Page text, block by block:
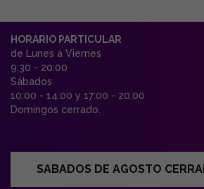
HORARIO PARTICULAR
de Lunes a Viernes
9:30 - 20:00
Sábados
10:00 - 14:00 y 17:00 - 20:00
Domingos cerrado.
SABADOS DE AGOSTO